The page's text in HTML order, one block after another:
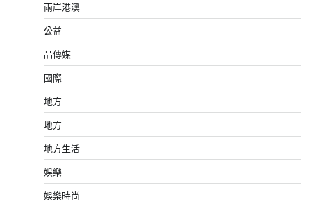
兩岸港澳
公益
品傳媒
國際
地方
地方
地方生活
娛樂
娛樂時尚